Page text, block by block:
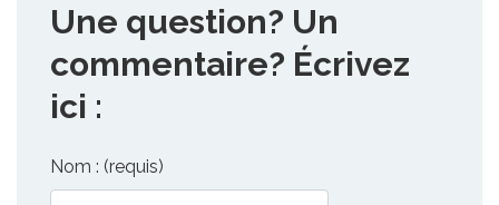
Une question? Un
commentaire? Écrivez
ici :
Nom : (requis)